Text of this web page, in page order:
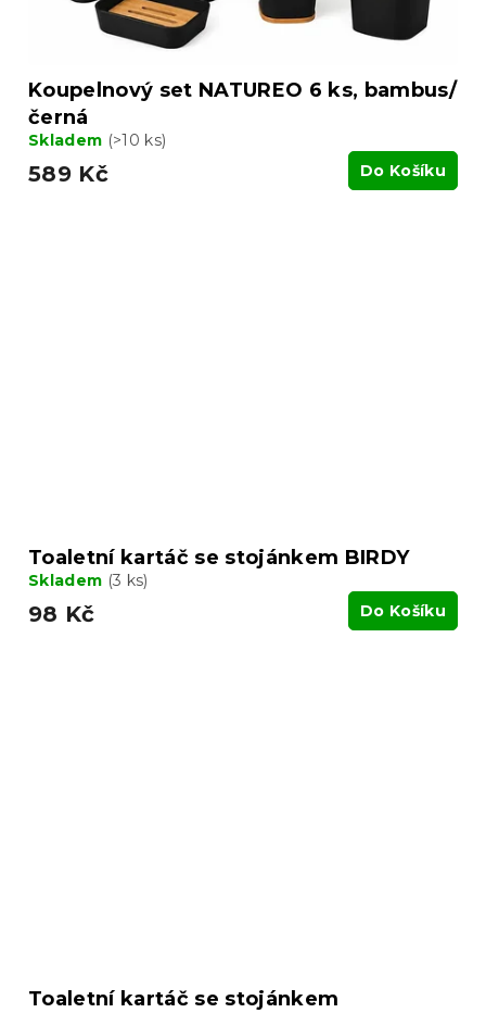
Koupelnový set NATUREO 6 ks, bambus/
černá
Skladem (>10 ks)
589 Kč Do Košíku
Toaletní kartáč se stojánkem BIRDY
Skladem (3 ks)
98 Kč Do Košíku
Toaletní kartáč se stojánkem